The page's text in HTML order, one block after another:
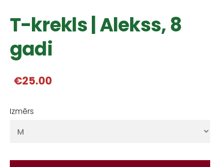
T-krekls | Alekss, 8
gadi
€25.00
Izmērs